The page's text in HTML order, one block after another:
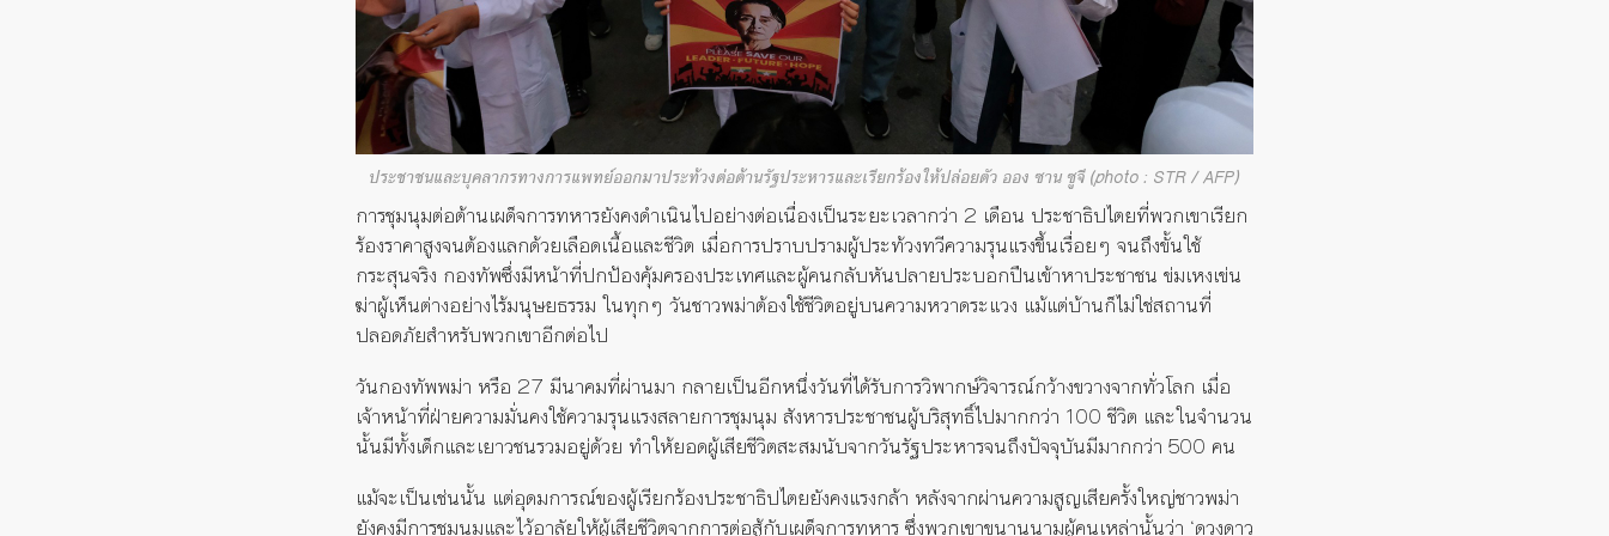
ประชาชนและบุคลากรทางการแพทย์ออกมาประท้วงต่อต้านรัฐประหารและเรียกร้องให้ปล่อยตัว ออง ซาน ซูจี (photo : STR / AFP)
การชุมนุมต่อต้านเผด็จการทหารยังคงดำเนินไปอย่างต่อเนื่องเป็นระยะเวลากว่า 2 เดือน ประชาธิปไตยที่พวกเขาเรียก
ร้องราคาสูงจนต้องแลกด้วยเลือดเนื้อและชีวิต เมื่อการปราบปรามผู้ประท้วงทวีความรุนแรงขึ้นเรื่อยๆ จนถึงขั้นใช้
กระสุนจริง กองทัพซึ่งมีหน้าที่ปกป้องคุ้มครองประเทศและผู้คนกลับหันปลายประบอกปืนเข้าหาประชาชน ข่มเหงเข่น
ฆ่าผู้เห็นต่างอย่างไร้มนุษยธรรม ในทุกๆ วันชาวพม่าต้องใช้ชีวิตอยู่บนความหวาดระแวง แม้แต่บ้านก็ไม่ใช่สถานที่
ปลอดภัยสำหรับพวกเขาอีกต่อไป
วันกองทัพพม่า หรือ 27 มีนาคมที่ผ่านมา กลายเป็นอีกหนึ่งวันที่ได้รับการวิพากษ์วิจารณ์กว้างขวางจากทั่วโลก เมื่อ
เจ้าหน้าที่ฝ่ายความมั่นคงใช้ความรุนแรงสลายการชุมนุม สังหารประชาชนผู้บริสุทธิ์ไปมากกว่า 100 ชีวิต และในจำนวน
นั้นมีทั้งเด็กและเยาวชนรวมอยู่ด้วย ทำให้ยอดผู้เสียชีวิตสะสมนับจากวันรัฐประหารจนถึงปัจจุบันมีมากกว่า 500 คน
แม้จะเป็นเช่นนั้น แต่อุดมการณ์ของผู้เรียกร้องประชาธิปไตยยังคงแรงกล้า หลังจากผ่านความสูญเสียครั้งใหญ่ชาวพม่า
ยังคงมีการชุมนุมและไว้อาลัยให้ผู้เสียชีวิตจากการต่อสู้กับเผด็จการทหาร ซึ่งพวกเขาขนานนามผู้คนเหล่านั้นว่า ‘ดวงดาว